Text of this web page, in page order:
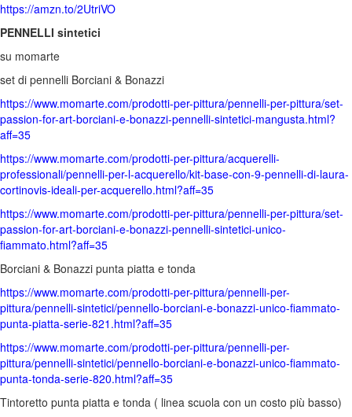
https://amzn.to/2UtriVO
PENNELLI sintetici
su momarte
set di pennelli Borciani & Bonazzi
https://www.momarte.com/prodotti-per-pittura/pennelli-per-pittura/set-
passion-for-art-borciani-e-bonazzi-pennelli-sintetici-mangusta.html?
aff=35
https://www.momarte.com/prodotti-per-pittura/acquerelli-
professionali/pennelli-per-l-acquerello/kit-base-con-9-pennelli-di-laura-
cortinovis-ideali-per-acquerello.html?aff=35
https://www.momarte.com/prodotti-per-pittura/pennelli-per-pittura/set-
passion-for-art-borciani-e-bonazzi-pennelli-sintetici-unico-
fiammato.html?aff=35
Borciani & Bonazzi punta piatta e tonda
https://www.momarte.com/prodotti-per-pittura/pennelli-per-
pittura/pennelli-sintetici/pennello-borciani-e-bonazzi-unico-fiammato-
punta-piatta-serie-821.html?aff=35
https://www.momarte.com/prodotti-per-pittura/pennelli-per-
pittura/pennelli-sintetici/pennello-borciani-e-bonazzi-unico-fiammato-
punta-tonda-serie-820.html?aff=35
Tintoretto punta piatta e tonda ( linea scuola con un costo più basso)